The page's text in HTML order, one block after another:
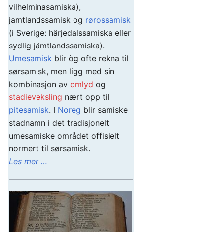
vilhelminasamiska),
jamtlandssamisk og rørossamisk
(i Sverige: härjedalssamiska eller
sydlig jämtlandssamiska).
Umesamisk blir òg ofte rekna til
sørsamisk, men ligg med sin
kombinasjon av omlyd og
stadieveksling nært opp til
pitesamisk. I Noreg blir samiske
stadnamn i det tradisjonelt
umesamiske området offisielt
normert til sørsamisk.
Les mer …